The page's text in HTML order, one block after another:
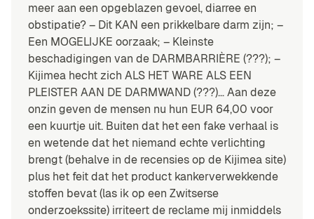
meer aan een opgeblazen gevoel, diarree en
obstipatie? – Dit KAN een prikkelbare darm zijn; –
Een MOGELIJKE oorzaak; – Kleinste
beschadigingen van de DARMBARRIÈRE (???); –
Kijimea hecht zich ALS HET WARE ALS EEN
PLEISTER AAN DE DARMWAND (???)… Aan deze
onzin geven de mensen nu hun EUR 64,00 voor
een kuurtje uit. Buiten dat het een fake verhaal is
en wetende dat het niemand echte verlichting
brengt (behalve in de recensies op de Kijimea site)
plus het feit dat het product kankerverwekkende
stoffen bevat (las ik op een Zwitserse
onderzoekssite) irriteert de reclame mij inmiddels